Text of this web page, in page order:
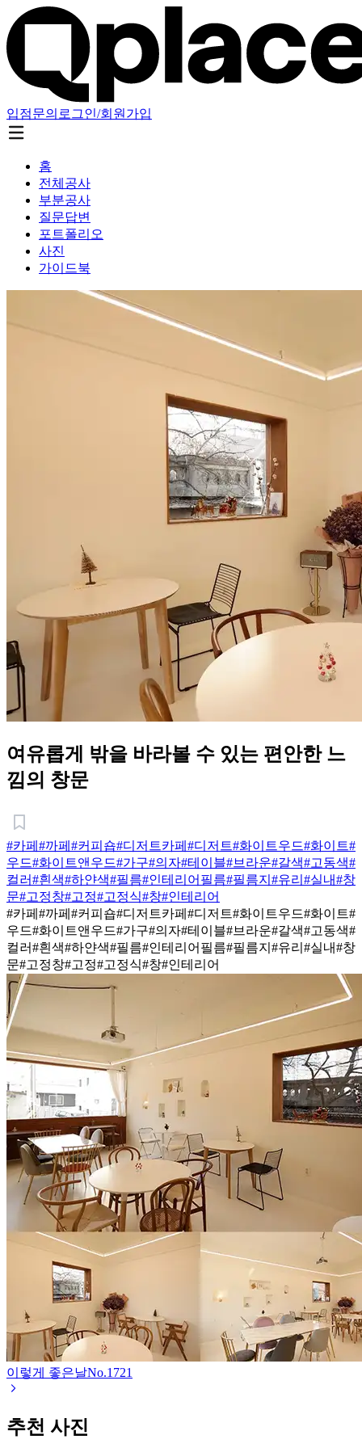
입점문의 로그인/회원가입
홈
전체공사
부분공사
질문답변
포트폴리오
사진
가이드북
여유롭게 밖을 바라볼 수 있는 편안한 느
낌의 창문
#카페 #까페 #커피숍#디저트카페 #디저트#화이트우드#화이트#
우드#화이트앤우드#가구#의자#테이블#브라운#갈색#고동색#
컬러#흰색#하얀색#필름#인테리어필름#필름지 #유리 #실내#창
문#고정창#고정#고정식#창#인테리어
#카페 #까페 #커피숍#디저트카페 #디저트#화이트우드#화이트#
우드#화이트앤우드#가구#의자#테이블#브라운#갈색#고동색#
컬러#흰색#하얀색#필름#인테리어필름#필름지 #유리 #실내#창
문#고정창#고정#고정식#창#인테리어
이렇게 좋은날No.1721
추천 사진